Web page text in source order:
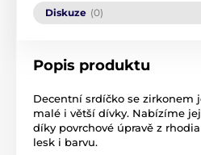
Diskuze (0)
Popis produktu
Decentní srdíčko se zirkonem
malé i větší dívky. Nabízíme
díky povrchové úpravě z
lesk i barvu.